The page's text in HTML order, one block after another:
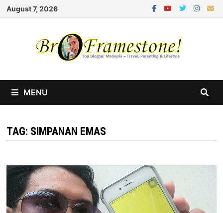
Skip
August 7, 2026
MENU
TAG: SIMPANAN EMAS